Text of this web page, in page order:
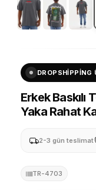
DROPSHIPPING
Erkek Baskılı
Yaka Rahat
2-3 gün teslimat
TR-4703